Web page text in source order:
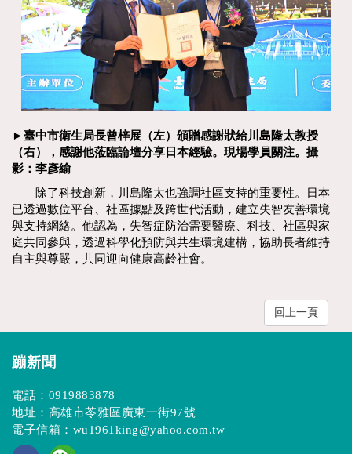
►臺中市衛生局長曾梓展（左）頒贈感謝狀給川島隆太教授
（右），感謝他蒞臨論壇分享日本經驗。現場學員關注。攝
影：李彥緰
除了科技創新，川島隆太也強調社區支持的重要性。日本
已透過數位平台、社區據點及跨世代活動，建立失智友善環境
與支持網絡。他認為，失智症防治需要醫療、科技、社區與家
庭共同參與，透過科學化預防與共生環境建構，協助長者維持
自主與尊嚴，共同迎向健康高齡社會。
回上一頁
蹦新聞
電話： 0919883878
地址：高雄市苓雅區廣東一街97號
電子信箱： wu1961king@yahoo.com.tw